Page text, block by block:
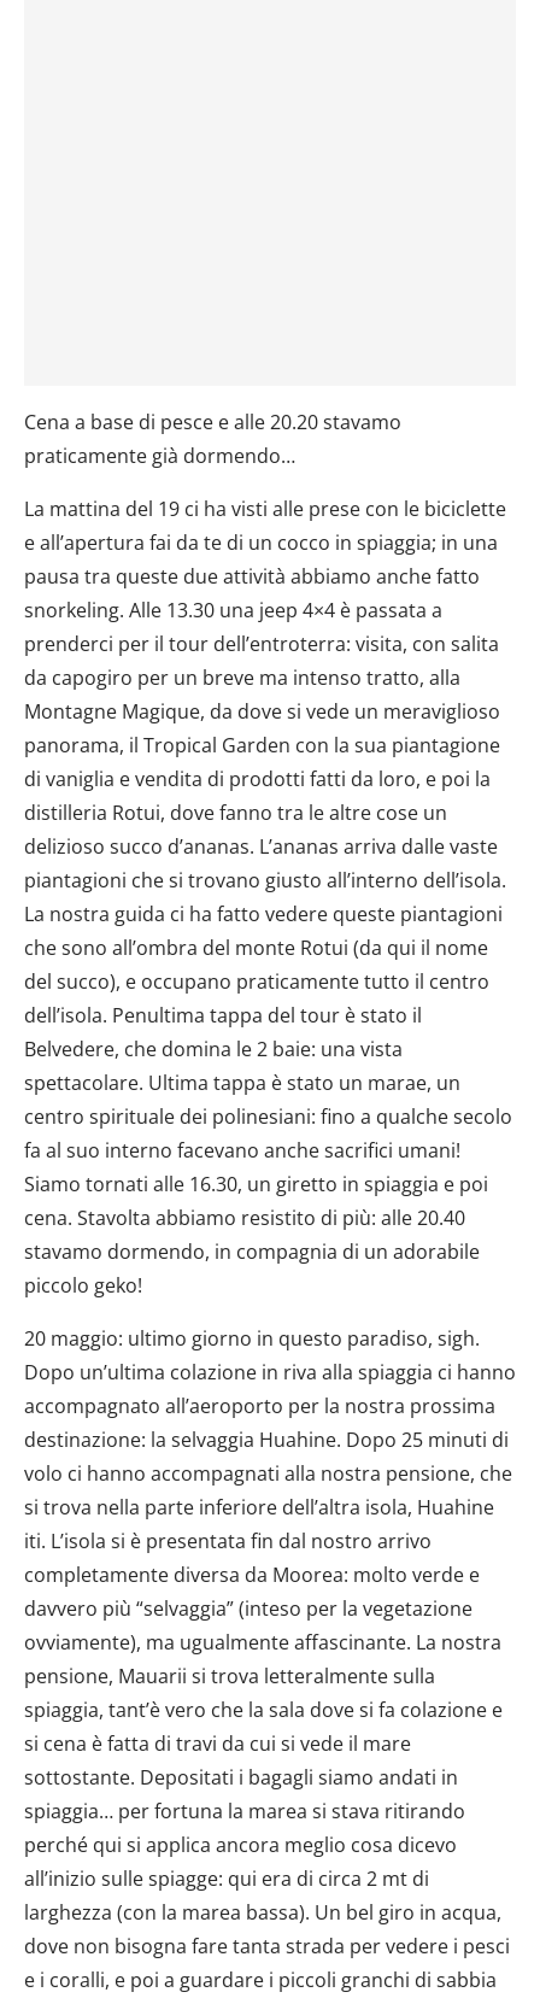
Cena a base di pesce e alle 20.20 stavamo
praticamente già dormendo…
La mattina del 19 ci ha visti alle prese con le biciclette
e all’apertura fai da te di un cocco in spiaggia; in una
pausa tra queste due attività abbiamo anche fatto
snorkeling. Alle 13.30 una jeep 4×4 è passata a
prenderci per il tour dell’entroterra: visita, con salita
da capogiro per un breve ma intenso tratto, alla
Montagne Magique, da dove si vede un meraviglioso
panorama, il Tropical Garden con la sua piantagione
di vaniglia e vendita di prodotti fatti da loro, e poi la
distilleria Rotui, dove fanno tra le altre cose un
delizioso succo d’ananas. L’ananas arriva dalle vaste
piantagioni che si trovano giusto all’interno dell’isola.
La nostra guida ci ha fatto vedere queste piantagioni
che sono all’ombra del monte Rotui (da qui il nome
del succo), e occupano praticamente tutto il centro
dell’isola. Penultima tappa del tour è stato il
Belvedere, che domina le 2 baie: una vista
spettacolare. Ultima tappa è stato un marae, un
centro spirituale dei polinesiani: fino a qualche secolo
fa al suo interno facevano anche sacrifici umani!
Siamo tornati alle 16.30, un giretto in spiaggia e poi
cena. Stavolta abbiamo resistito di più: alle 20.40
stavamo dormendo, in compagnia di un adorabile
piccolo geko!
20 maggio: ultimo giorno in questo paradiso, sigh.
Dopo un’ultima colazione in riva alla spiaggia ci hanno
accompagnato all’aeroporto per la nostra prossima
destinazione: la selvaggia Huahine. Dopo 25 minuti di
volo ci hanno accompagnati alla nostra pensione, che
si trova nella parte inferiore dell’altra isola, Huahine
iti. L’isola si è presentata fin dal nostro arrivo
completamente diversa da Moorea: molto verde e
davvero più “selvaggia” (inteso per la vegetazione
ovviamente), ma ugualmente affascinante. La nostra
pensione, Mauarii si trova letteralmente sulla
spiaggia, tant’è vero che la sala dove si fa colazione e
si cena è fatta di travi da cui si vede il mare
sottostante. Depositati i bagagli siamo andati in
spiaggia… per fortuna la marea si stava ritirando
perché qui si applica ancora meglio cosa dicevo
all’inizio sulle spiagge: qui era di circa 2 mt di
larghezza (con la marea bassa). Un bel giro in acqua,
dove non bisogna fare tanta strada per vedere i pesci
e i coralli, e poi a guardare i piccoli granchi di sabbia